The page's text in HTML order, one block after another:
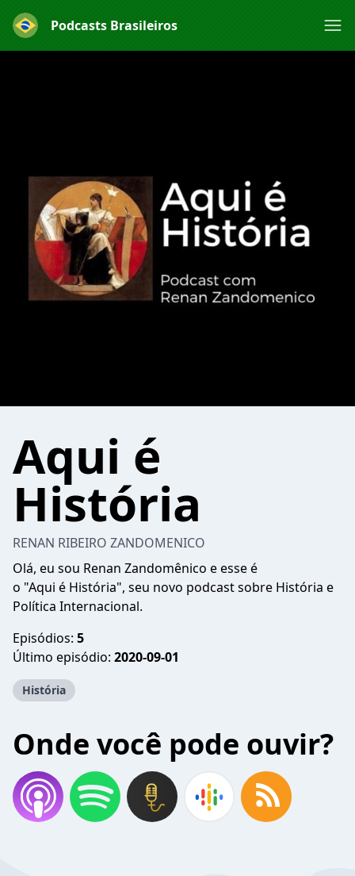
Podcasts Brasileiros
Aqui é
História
RENAN RIBEIRO ZANDOMENICO
Olá, eu sou Renan Zandomênico e esse é
o "Aqui é História", seu novo podcast sobre História e
Política Internacional.
Episódios: 5
Último episódio: 2020-09-01
História
Onde você pode ouvir?